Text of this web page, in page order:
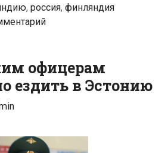
, россия, финляндия
офицерам
ездить в Эстонию